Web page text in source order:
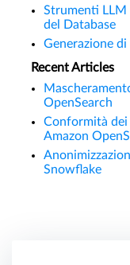
Strumenti LLM
del Database
Generazione
Recent Articles
OpenSearch
Conformità dei
Amazon
Snowflake